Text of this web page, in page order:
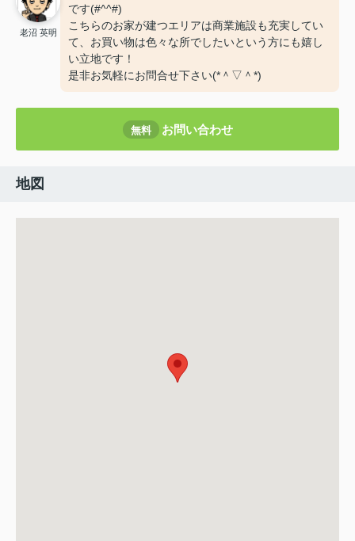
老沼 英明
です(#^^#)
こちらのお家が建つエリアは商業施設も充実してい
て、お買い物は色々な所でしたいという方にも嬉し
い立地です！
是非お気軽にお問合せ下さい(*＾▽＾*)
無料 お問い合わせ
地図